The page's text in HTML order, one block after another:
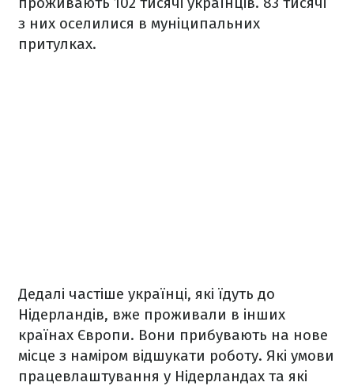
з них оселилися в муніципальних
притулках.
Дедалі частіше українці, які їдуть до
Нідерландів, вже проживали в інших
країнах Європи. Вони прибувають на нове
місце з наміром відшукати роботу. Які умови
працевлаштування у Нідерландах та які